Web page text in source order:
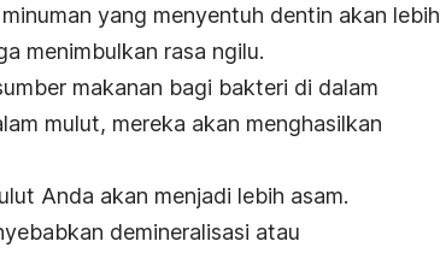
yang menyentuh dentin akan lebih
menimbulkan rasa ngilu.
makanan bagi bakteri di dalam
mulut, mereka akan menghasilkan
Anda akan menjadi lebih asam.
demineralisasi atau